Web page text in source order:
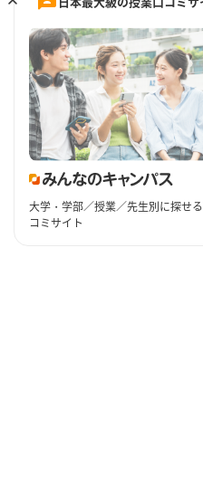
大学・学部／授業／先生別に探せ
コミサイト